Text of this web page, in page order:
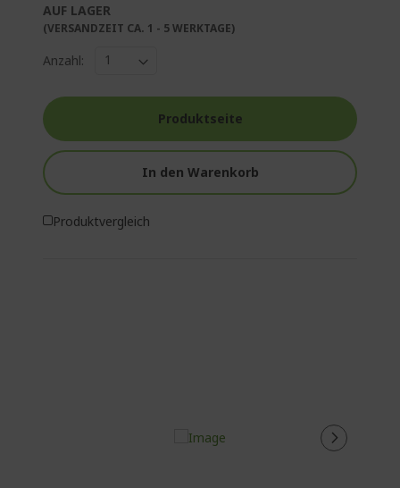
AUF LAGER
(VERSANDZEIT CA. 1 - 5 WERKTAGE)
Anzahl:
Produktseite
In den Warenkorb
Produktvergleich